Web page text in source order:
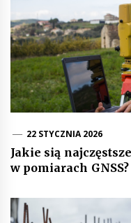
22 STYCZNIA 2026
Jakie sią
w pomiarach GNSS?